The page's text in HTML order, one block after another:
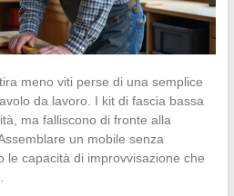
meno viti perse di una semplice
da lavoro. I kit di fascia bassa
ma falliscono di fronte alla
un mobile senza
le capacità di improvvisazione che